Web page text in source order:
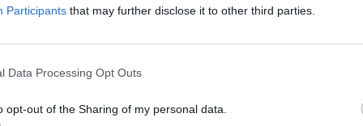
Participants that may further disclose it to other third parties.
Data Processing Opt Outs
opt-out of the Sharing of my personal data.